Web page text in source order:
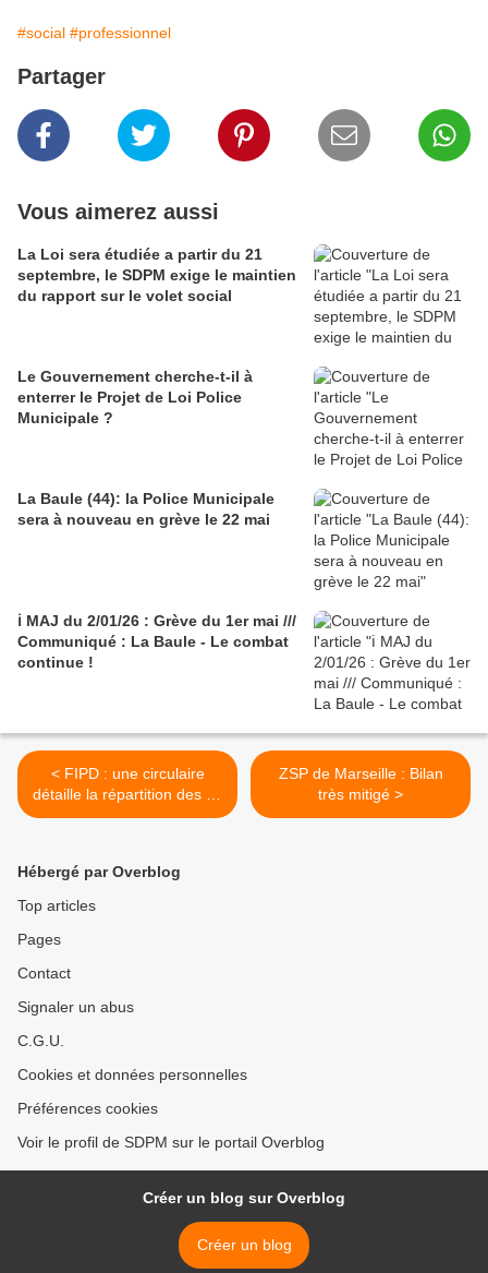
#social #professionnel
Partager
Vous aimerez aussi
La Loi sera étudiée a partir du 21
septembre, le SDPM exige le maintien
du rapport sur le volet social
Le Gouvernement cherche-t-il à
enterrer le Projet de Loi Police
Municipale ?
La Baule (44): la Police Municipale
sera à nouveau en grève le 22 mai
ℹ️ MAJ du 2/01/26 : Grève du 1er mai ///
Communiqué : La Baule - Le combat
continue !
< FIPD : une circulaire
détaille la répartition des 20
millions d'euros
ZSP de Marseille : Bilan
très mitigé >
Hébergé par Overblog
Top articles
Pages
Contact
Signaler un abus
C.G.U.
Cookies et données personnelles
Préférences cookies
Voir le profil de SDPM sur le portail Overblog
Créer un blog sur Overblog
Créer un blog